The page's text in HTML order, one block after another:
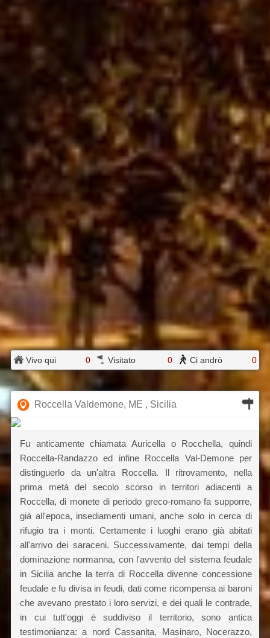
Vivo qui 0 Visitato 0 Ci andrò 0
Roccella Valdemone, ME , Sicilia
Fu anticamente chiamata Auricella o Rocchella, quindi
Roccella-Randazzo ed infine Roccella Val-Demone per
distinguerlo da un'altra Roccella. Il ritrovamento, nella
prima metà del secolo scorso in territori adiacenti a
Roccella, di monete di periodo greco-romano fa supporre,
già all'epoca, insediamenti umani, anche solo in cerca di
rifugio tra i monti. Certamente i luoghi erano già abitati
all'arrivo dei saraceni. Successivamente, dai tempi della
dominazione normanna, con l'avvento del sistema feudale
in Sicilia anche la terra di Roccella divenne concessione
feudale e fu divisa in feudi, dati come ricompensa ai baroni
che avevano prestato i loro servizi, e dei quali le contrade,
in cui tutt'oggi è suddiviso il territorio, sono antica
testimonianza: a nord Cassanita, Masinaro, Nocerazzo,